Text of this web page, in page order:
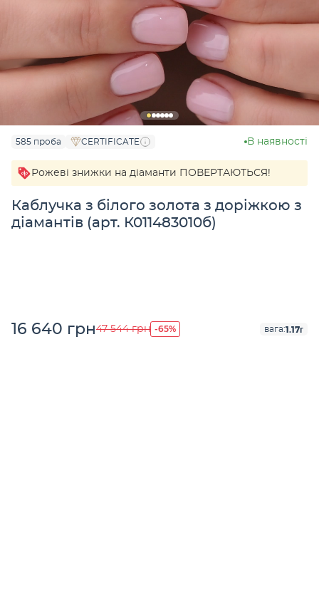
585 проба CERTIFICATE В наявності
Рожеві знижки на діаманти ПОВЕРТАЮТЬСЯ!
Каблучка з білого золота з доріжкою з
діамантів (арт. К011483010б)
16 640 грн47 544 грн -65% вага:1.17г